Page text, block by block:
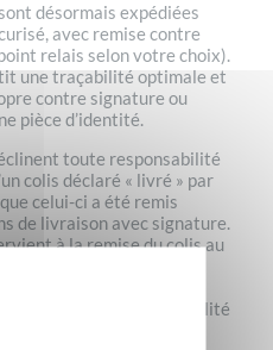
désormais expédiées
avec remise contre
relais selon votre choix).
une traçabilité optimale et
contre signature ou
pièce d’identité.
toute responsabilité
colis déclaré « livré » par
celui-ci a été remis
de livraison avec signature.
à la remise du colis au
toute responsabilité